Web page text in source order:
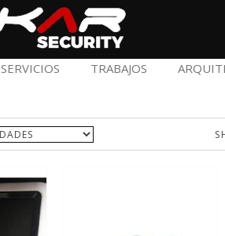
SERVICIOS TRABAJOS